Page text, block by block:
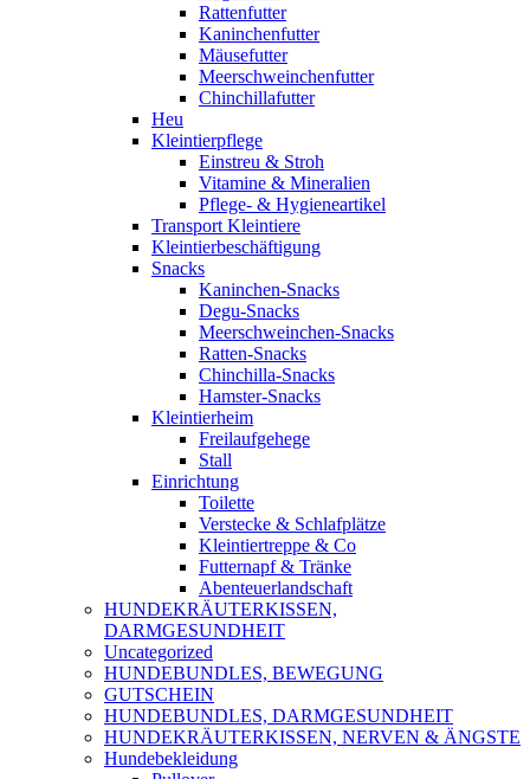
Rattenfutter
Kaninchenfutter
Mäusefutter
Meerschweinchenfutter
Chinchillafutter
Heu
Kleintierpflege
Einstreu & Stroh
Vitamine & Mineralien
Pflege- & Hygieneartikel
Transport Kleintiere
Kleintierbeschäftigung
Snacks
Kaninchen-Snacks
Degu-Snacks
Meerschweinchen-Snacks
Ratten-Snacks
Chinchilla-Snacks
Hamster-Snacks
Kleintierheim
Freilaufgehege
Stall
Einrichtung
Toilette
Verstecke & Schlafplätze
Kleintiertreppe & Co
Futternapf & Tränke
Abenteuerlandschaft
HUNDEKRÄUTERKISSEN,
DARMGESUNDHEIT
Uncategorized
HUNDEBUNDLES, BEWEGUNG
GUTSCHEIN
HUNDEBUNDLES, DARMGESUNDHEIT
HUNDEKRÄUTERKISSEN, NERVEN & ÄNGSTE
Hundebekleidung